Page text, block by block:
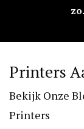
Printers
Bekijk Onze
Printers